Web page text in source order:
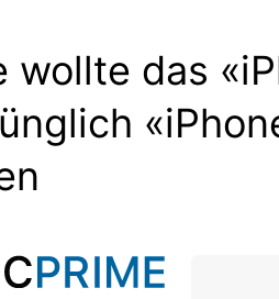
wollte das